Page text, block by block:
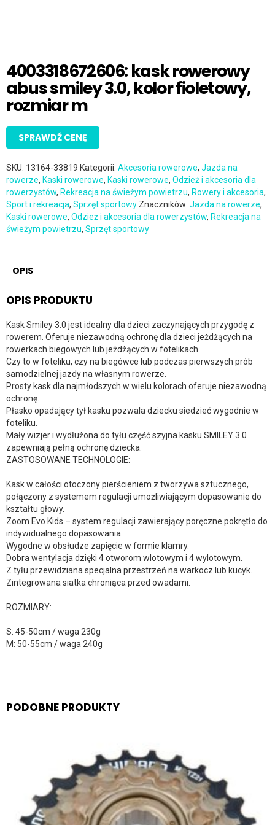
4003318672606: kask rowerowy
abus smiley 3.0, kolor fioletowy,
rozmiar m
SPRAWDŹ CENĘ
SKU: 13164-33819 Kategorii: Akcesoria rowerowe, Jazda na
rowerze, Kaski rowerowe, Kaski rowerowe, Odzież i akcesoria dla
rowerzystów, Rekreacja na świeżym powietrzu, Rowery i akcesoria,
Sport i rekreacja, Sprzęt sportowy Znaczników: Jazda na rowerze,
Kaski rowerowe, Odzież i akcesoria dla rowerzystów, Rekreacja na
świeżym powietrzu, Sprzęt sportowy
OPIS
OPIS PRODUKTU
Kask Smiley 3.0 jest idealny dla dzieci zaczynających przygodę z
rowerem. Oferuje niezawodną ochronę dla dzieci jeżdżących na
rowerkach biegowych lub jeżdżących w fotelikach.
Czy to w foteliku, czy na biegówce lub podczas pierwszych prób
samodzielnej jazdy na własnym rowerze.
Prosty kask dla najmłodszych w wielu kolorach oferuje niezawodną
ochronę.
Płasko opadający tył kasku pozwala dziecku siedzieć wygodnie w
foteliku.
Mały wizjer i wydłużona do tyłu część szyjna kasku SMILEY 3.0
zapewniają pełną ochronę dziecka.
ZASTOSOWANE TECHNOLOGIE:
Kask w całości otoczony pierścieniem z tworzywa sztucznego,
połączony z systemem regulacji umożliwiającym dopasowanie do
kształtu głowy.
Zoom Evo Kids – system regulacji zawierający poręczne pokrętło do
indywidualnego dopasowania.
Wygodne w obsłudze zapięcie w formie klamry.
Dobra wentylacja dzięki 4 otworom wlotowym i 4 wylotowym.
Z tyłu przewidziana specjalna przestrzeń na warkocz lub kucyk.
Zintegrowana siatka chroniąca przed owadami.
ROZMIARY:
S: 45-50cm / waga 230g
M: 50-55cm / waga 240g
PODOBNE PRODUKTY